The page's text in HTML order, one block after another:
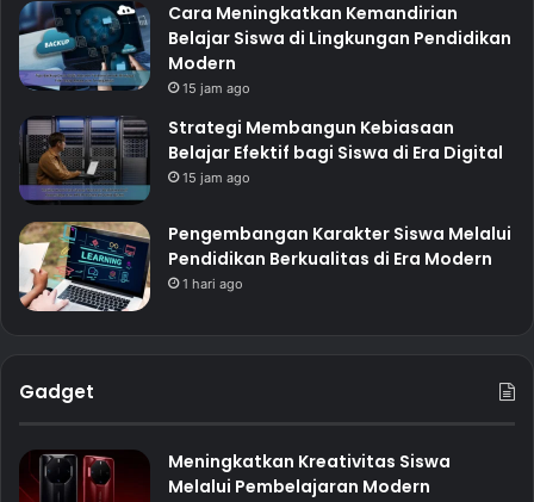
Cara Meningkatkan Kemandirian
Belajar Siswa di Lingkungan Pendidikan
Modern
15 jam ago
Strategi Membangun Kebiasaan
Belajar Efektif bagi Siswa di Era Digital
15 jam ago
Pengembangan Karakter Siswa Melalui
Pendidikan Berkualitas di Era Modern
1 hari ago
Gadget
Meningkatkan Kreativitas Siswa
Melalui Pembelajaran Modern